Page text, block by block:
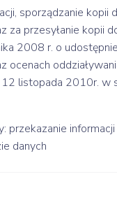
sporządzanie
za przesyłanie
2008 r. o
ocenach
listopada 2010r. w
przekazanie
danych